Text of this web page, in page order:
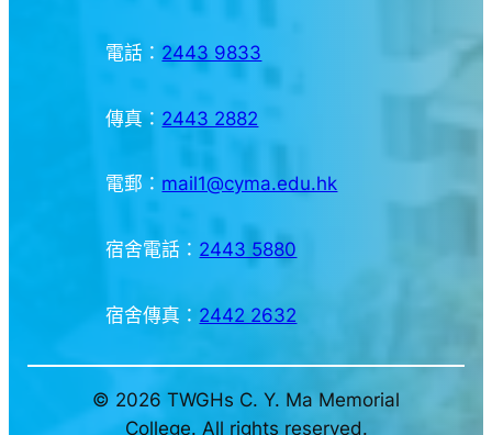
電話： 2443 9833
傳真： 2443 2882
電郵： mail1@cyma.edu.hk
宿舍電話： 2443 5880
宿舍傳真： 2442 2632
© 2026 TWGHs C. Y. Ma Memorial
College. All rights reserved.